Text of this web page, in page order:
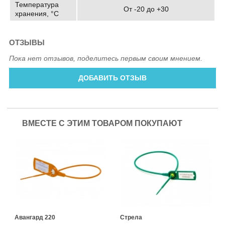
Температура
хранения, °C
От -20 до +30
ОТЗЫВЫ
Пока нет отзывов, поделитесь первым своим мнением.
ДОБАВИТЬ ОТЗЫВ
ВМЕСТЕ С ЭТИМ ТОВАРОМ ПОКУПАЮТ
Авангард 220 Стрела